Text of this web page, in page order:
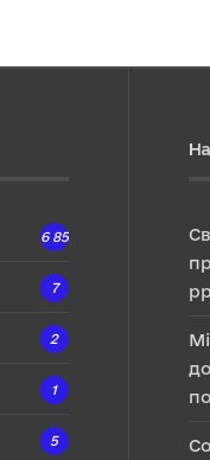
6 857
7
2
1
5